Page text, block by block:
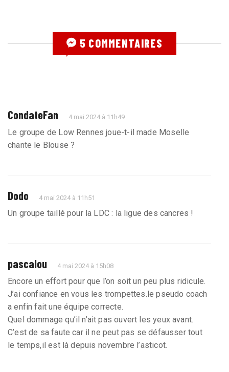
5 COMMENTAIRES
CondateFan 4 mai 2024 à 11h49
Le groupe de Low Rennes joue-t-il made Moselle
chante le Blouse ?
Dodo 4 mai 2024 à 11h51
Un groupe taillé pour la LDC : la ligue des cancres !
pascalou 4 mai 2024 à 15h08
Encore un effort pour que l’on soit un peu plus ridicule.
J’ai confiance en vous les trompettes.le pseudo coach
a enfin fait une équipe correcte.
Quel dommage qu’il n’ait pas ouvert les yeux avant.
C’est de sa faute car il ne peut pas se défausser tout
le temps,il est là depuis novembre l’asticot.